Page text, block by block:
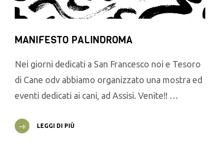
MANIFESTO PALINDROMA
Nei giorni dedicati a San Francesco noi e Tesoro
di Cane odv abbiamo organizzato una mostra ed
eventi dedicati ai cani, ad Assisi. Venite!! …
LEGGI DI PIÙ